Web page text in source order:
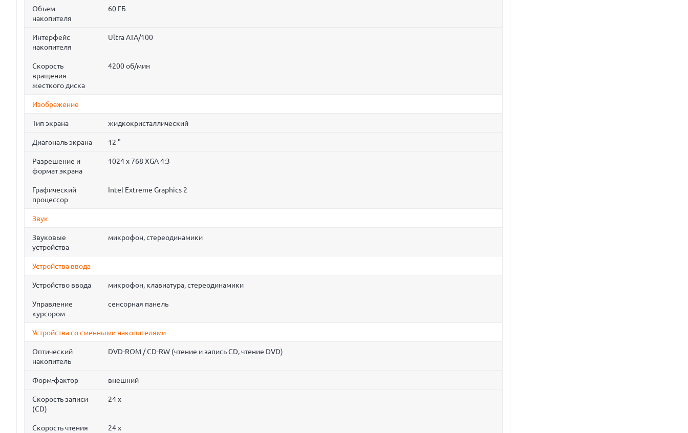
Объем
накопителя
60 ГБ
Интерфейс
накопителя
Ultra ATA/100
Скорость
вращения
жесткого диска
4200 об/мин
Изображение
Тип экрана жидкокристаллический
Диагональ экрана 12 "
Разрешение и
формат экрана
1024 x 768 XGA 4:3
Графический
процессор
Intel Extreme Graphics 2
Звук
Звуковые
устройства
микрофон, стереодинамики
Устройства ввода
Устройство ввода микрофон, клавиатура, стереодинамики
Управление
курсором
сенсорная панель
Устройства со сменными накопителями
Оптический
накопитель
DVD-ROM / CD-RW (чтение и запись CD, чтение DVD)
Форм-фактор внешний
Скорость записи
(CD)
24 x
Скорость чтения
24 x